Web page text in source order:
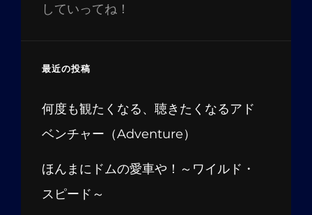
していってね！
最近の投稿
何度も観たくなる、聴きたくなるアド
ベンチャー（Adventure）
ほんまにドムの愛車や！～ワイルド・
スピード～